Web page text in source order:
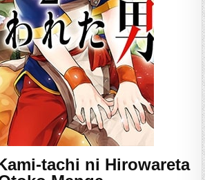
tachi ni Hirowareta